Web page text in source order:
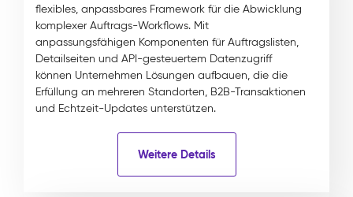
flexibles, anpassbares Framework für die Abwicklung
komplexer Auftrags-Workflows. Mit
anpassungsfähigen Komponenten für Auftragslisten,
Detailseiten und API-gesteuertem Datenzugriff
können Unternehmen Lösungen aufbauen, die die
Erfüllung an mehreren Standorten, B2B-Transaktionen
und Echtzeit-Updates unterstützen.
Weitere Details